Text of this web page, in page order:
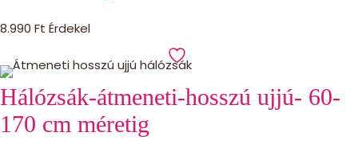
8.990 Ft Érdekel
Hálózsák-átmeneti-hosszú ujjú- 60-
170 cm méretig